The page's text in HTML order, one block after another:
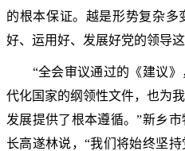
的根本保证。越是形势复杂
好、运用好、发展好党的领导这
“全会审议通过的《建议》
代化国家的纲领性文件，也为
发展提供了根本遵循。”新乡
长高遂林说，“我们将始终坚